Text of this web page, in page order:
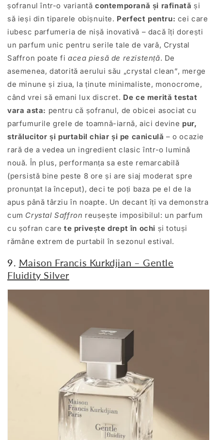
șofranul într-o variantăcontemporană și rafinată și
să ieși din tiparele obișnuite. Perfect pentru: cei care
iubesc parfumeria de nișă inovativă – dacă îți dorești
un parfum unic pentru serile tale de vară, Crystal
Saffron poate fiacea piesă de rezistență. De
asemenea, datorită aerului său „crystal clean”, merge
de minune și ziua, la ținute minimaliste, monocrome,
când vrei să emani lux discret. De ce merită testat
vara asta: pentru că șofranul, de obicei asociat cu
parfumurile grele de toamnă-iarnă, aici devine pur,
strălucitor și purtabil chiar și pe caniculă – o ocazie
rară de a vedea un ingredient clasic într-o lumină
nouă. În plus, performanța sa este remarcabilă
(persistă bine peste 8 ore și are siaj moderat spre
pronunțat la început), deci te poți baza pe el de la
apus până târziu în noapte. Un decant îți va demonstra
cum Crystal Saffron reușește imposibilul: un parfum
cu șofran care te privește drept în ochi și totuși
rămâne extrem de purtabil în sezonul estival.
9. Maison Francis Kurkdjian – Gentle
Fluidity Silver